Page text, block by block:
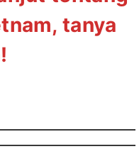
tanya